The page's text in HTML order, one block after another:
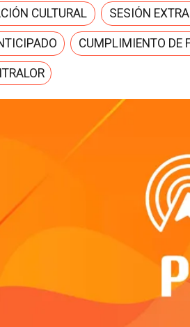
CULTURAL SESIÓN
CUMPLIMIENTO DE